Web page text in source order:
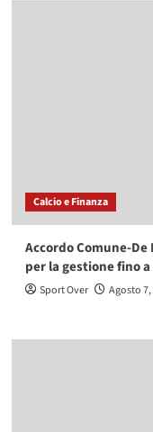
Calcio e Finanza
Accordo Comune-
per la gestione fino
Sport Over Agosto 7,